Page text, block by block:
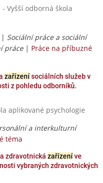
- Vyšší odborná škola
| Sociální práce a sociální
práce| Práce na příbuzné
zařízenísociálních služeb v
z pohledu odborníků.
aplikované psychologie
a interkulturní
téma
zdravotnická zařízeníve
vybraných zdravotnických